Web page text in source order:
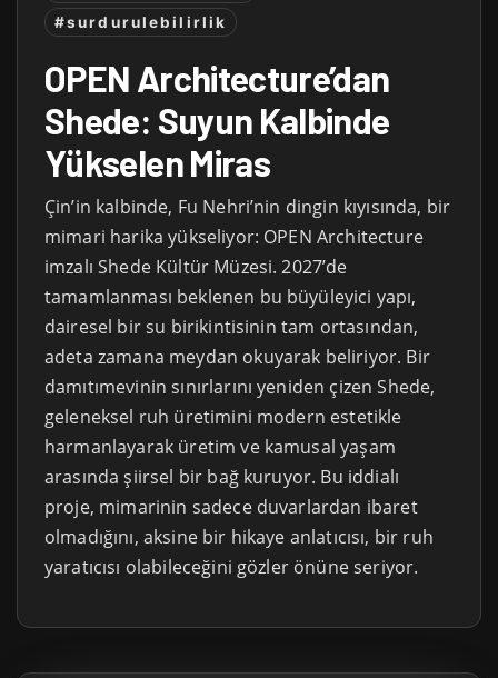
#surdurulebilirlik
OPEN Architecture’dan
Shede: Suyun Kalbinde
Yükselen Miras
Çin’in kalbinde, Fu Nehri’nin dingin kıyısında, bir
mimari harika yükseliyor: OPEN Architecture
imzalı Shede Kültür Müzesi. 2027’de
tamamlanması beklenen bu büyüleyici yapı,
dairesel bir su birikintisinin tam ortasından,
adeta zamana meydan okuyarak beliriyor. Bir
damıtımevinin sınırlarını yeniden çizen Shede,
geleneksel ruh üretimini modern estetikle
harmanlayarak üretim ve kamusal yaşam
arasında şiirsel bir bağ kuruyor. Bu iddialı
proje, mimarinin sadece duvarlardan ibaret
olmadığını, aksine bir hikaye anlatıcısı, bir ruh
yaratıcısı olabileceğini gözler önüne seriyor.